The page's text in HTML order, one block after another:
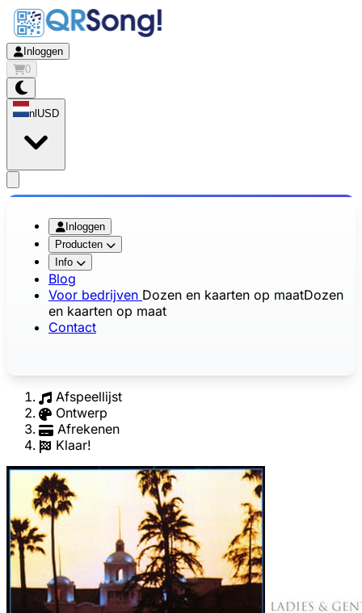
Inloggen
0
nl USD
Inloggen
Producten
Info
Blog
Voor bedrijven Dozen en kaarten op maatDozen
en kaarten op maat
Contact
Afspeellijst
Ontwerp
Afrekenen
Klaar!